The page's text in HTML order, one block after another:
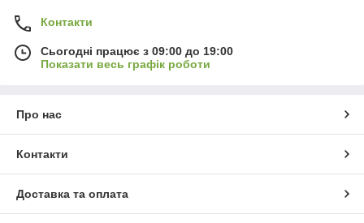
Контакти
Сьогодні працює з 09:00 до 19:00
Показати весь графік роботи
Про нас
Контакти
Доставка та оплата